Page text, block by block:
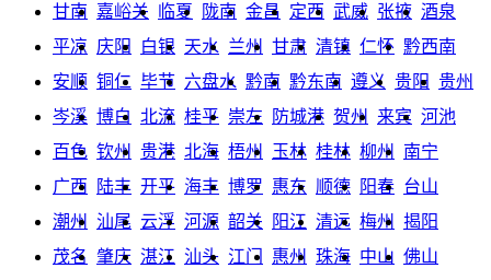
甘南 嘉峪关 临夏 陇南 金昌 定西 武威 张掖 酒泉
平凉 庆阳 白银 天水 兰州 甘肃 清镇 仁怀 黔西南
安顺 铜仁 毕节 六盘水 黔南 黔东南 遵义 贵阳 贵州
岑溪 博白 北流 桂平 崇左 防城港 贺州 来宾 河池
百色 钦州 贵港 北海 梧州 玉林 桂林 柳州
南宁
广西
陆丰 开平 海丰 博罗 惠东 顺德 阳春 台山
潮州
汕尾 云浮 河源 韶关 阳江 清远 梅州
揭阳
茂名 肇庆 湛江 汕头 江门 惠州 珠海 中山 佛山